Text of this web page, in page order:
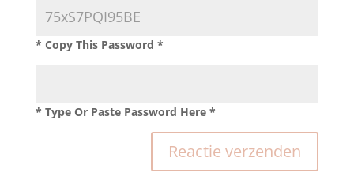
* Copy This Password *
* Type Or Paste Password Here *